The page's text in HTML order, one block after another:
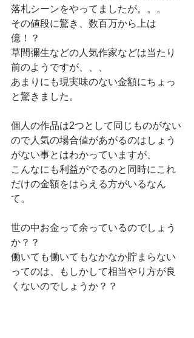
落札シーンをやってましたが。。。
その値段に驚き、数百万から上は
億！？
草間彌生などの人気作家などは当たり
前のようですが、、、
あまりにも現実味のない金額にちょっ
と驚きました。
個人の作品は2つとして同じものがない
ので人気の場合値があがるのはしょう
がない事とはわかっていますが、
こんなにも利益がでるのと同時にこれ
だけの金額をはらえる方がいるなん
て。
世の中お金って余っているのでしょう
か？？
働いても働いてもなかなか貯まらない
ってのは、もしかして相当やり方が良
くないのでしょうか？？